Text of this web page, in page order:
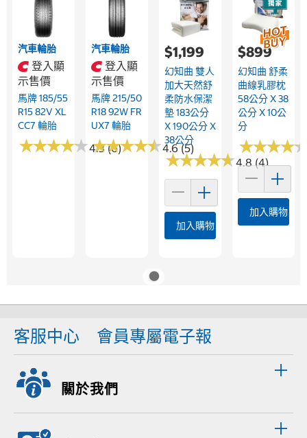
汽車輪胎
登入顯
示售價
馬牌 185/55
R15 82V XL
CC7 輪胎
★★★★★
★★★★★4.3 (6)
汽車輪胎
登入顯
示售價
馬牌 215/50
R18 92W FR
UX7 輪胎
★★★★★
★★★★★4.6 (5)
$1,199
幻知曲 雙人
加大天然舒
柔防水保潔
墊 183公分
X 190公分 X
38公分
★★★★★
★★★★★4.8 (4)
加入購物車
$899
幻知曲 舒柔
曲線乳膠枕
58公分 X 38
公分 X 10公
分
★★★★
★★★★
加入購物車
客服中心 會員專屬電子報
關於我們